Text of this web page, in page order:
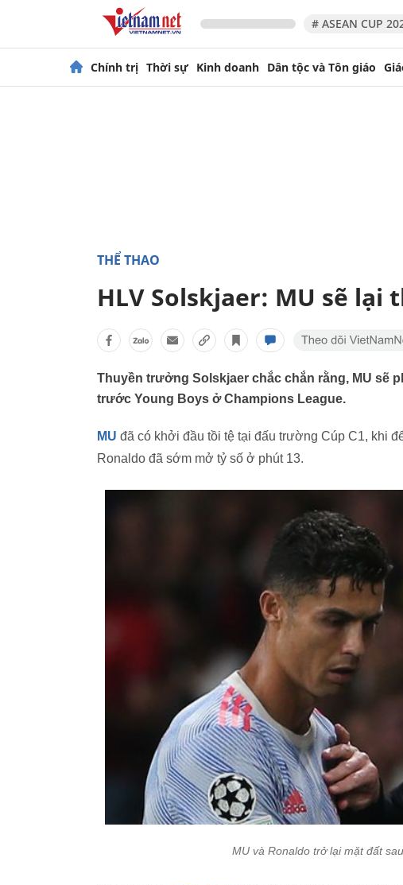
# ASEAN CUP
Chính trị Thời sự Kinh doanh Dân tộc và Tôn giáo
THỂ THAO
HLV Solskjaer: MU sẽ lại
Thuyền trưởng Solskjaer chắc chắn rằng, MU sẽ
trước Young Boys ở Champions League.
MU đã có khởi đầu tồi tệ tại đấu trường Cúp C1, khi
Ronaldo đã sớm mở tỷ số ở phút 13.
MU và Ronaldo trở lại mặt đất